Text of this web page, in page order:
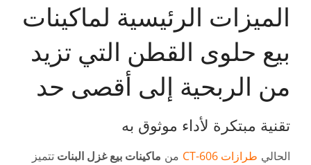
الميزات الرئيسية لماكينات
بيع حلوى القطن التي تزيد
من الربحية إلى أقصى حد
تقنية مبتكرة لأداء موثوق به
الحالي طرازات CT-606 من ماكينات بيع غزل البنات تتميز